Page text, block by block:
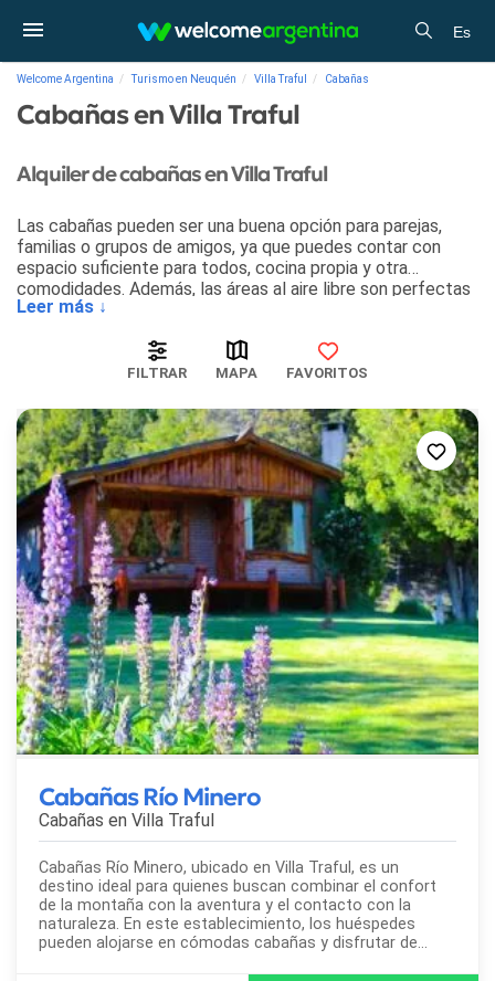
Es
Welcome Argentina Turismo en Neuquén Villa Traful Cabañas
Cabañas en Villa Traful
Alquiler de cabañas en Villa Traful
Las cabañas pueden ser una buena opción para parejas,
familias o grupos de amigos, ya que puedes contar con
espacio suficiente para todos, cocina propia y otra
comodidades. Además, las áreas al aire libre son perfectas
para los más pequeños y disfrutar de la naturaleza.
Leer más ↓
FILTRAR MAPA FAVORITOS
Cabañas Río Minero
Cabañas en Villa Traful
Cabañas Río Minero, ubicado en Villa Traful, es un
destino ideal para quienes buscan combinar el confort
de la montaña con la aventura y el contacto con la
naturaleza. En este establecimiento, los huéspedes
pueden alojarse en cómodas cabañas y disfrutar de